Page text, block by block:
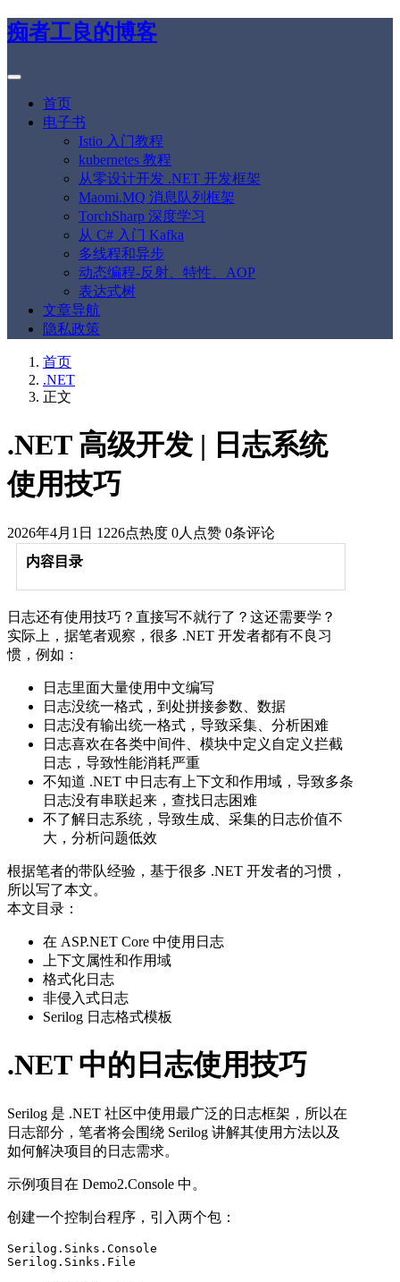
痴者工良的博客
首页
电子书
Istio 入门教程
kubernetes 教程
从零设计开发 .NET 开发框架
Maomi.MQ 消息队列框架
TorchSharp 深度学习
从 C# 入门 Kafka
多线程和异步
动态编程-反射、特性、AOP
表达式树
文章导航
隐私政策
首页
.NET
正文
.NET 高级开发 | 日志系统
使用技巧
2026年4月1日 1226点热度 0人点赞 0条评论
内容目录
日志还有使用技巧？直接写不就行了？这还需要学？
实际上，据笔者观察，很多 .NET 开发者都有不良习
惯，例如：
日志里面大量使用中文编写
日志没统一格式，到处拼接参数、数据
日志没有输出统一格式，导致采集、分析困难
日志喜欢在各类中间件、模块中定义自定义拦截
日志，导致性能消耗严重
不知道 .NET 中日志有上下文和作用域，导致多条
日志没有串联起来，查找日志困难
不了解日志系统，导致生成、采集的日志价值不
大，分析问题低效
根据笔者的带队经验，基于很多 .NET 开发者的习惯，
所以写了本文。
本文目录：
在 ASP.NET Core 中使用日志
上下文属性和作用域
格式化日志
非侵入式日志
Serilog 日志格式模板
.NET 中的日志使用技巧
Serilog 是 .NET 社区中使用最广泛的日志框架，所以在
日志部分，笔者将会围绕 Serilog 讲解其使用方法以及
如何解决项目的日志需求。
示例项目在 Demo2.Console 中。
创建一个控制台程序，引入两个包：
Serilog.Sinks.Console
Serilog.Sinks.File